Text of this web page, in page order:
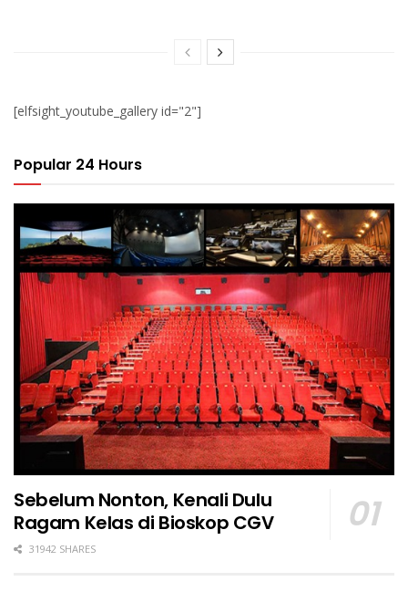
[elfsight_youtube_gallery id="2"]
Popular 24 Hours
Sebelum Nonton, Kenali Dulu
Ragam Kelas di Bioskop CGV
31942 SHARES